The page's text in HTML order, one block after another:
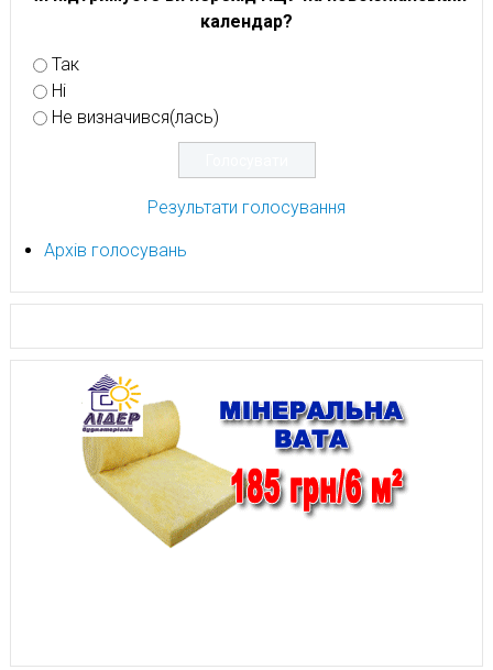
календар?
Так
Ні
Не визначився(лась)
Результати голосування
Архів голосувань